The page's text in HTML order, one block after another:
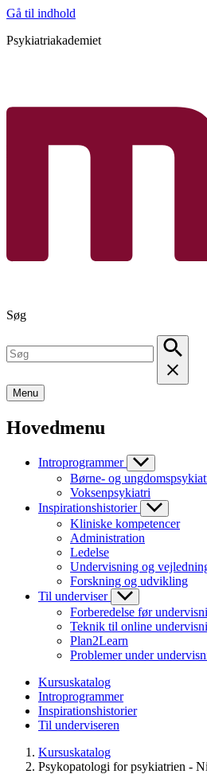
Gå til indhold
Psykiatriakademiet
Søg
Menu
Hovedmenu
Introprogrammer
Børne- og
Voksenpsykiatri
Inspirationshistorier
Kliniske kompetencer
Administration
Ledelse
Undervisning og
Forskning og udvikling
Til underviser
Forberedelse før
Teknik til online
Plan2Learn
Problemer under
Kursuskatalog
Introprogrammer
Inspirationshistorier
Til underviseren
Kursuskatalog
Psykopatologi for psykiatrien -